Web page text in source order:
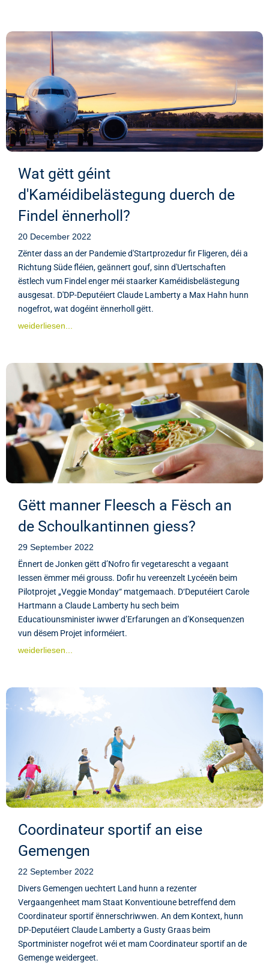
Wat gëtt géint
d'Kaméidibelästegung duerch de
Findel ënnerholl?
20 December 2022
Zënter dass an der Pandemie d'Startprozedur fir Fligeren, déi a
Richtung Süde fléien, geännert gouf, sinn d'Uertschaften
ëstlech vum Findel enger méi staarker Kaméidisbelästegung
ausgesat. D'DP-Deputéiert Claude Lamberty a Max Hahn hunn
nogefrot, wat dogéint ënnerholl gëtt.
weiderliesen...
Gëtt manner Fleesch a Fësch an
de Schoulkantinnen giess?
29 September 2022
Ënnert de Jonken gëtt d’Nofro fir vegetarescht a vegaant
Iessen ëmmer méi grouss. Dofir hu vereenzelt Lycéeën beim
Pilotprojet „Veggie Monday“ matgemaach. D‘Deputéiert Carole
Hartmann a Claude Lamberty hu sech beim
Educatiounsminister iwwer d’Erfarungen an d’Konsequenzen
vun dësem Projet informéiert.
weiderliesen...
Coordinateur sportif an eise
Gemengen
22 September 2022
Divers Gemengen uechtert Land hunn a rezenter
Vergaangenheet mam Staat Konventioune betreffend dem
Coordinateur sportif ënnerschriwwen. An dem Kontext, hunn
DP-Deputéiert Claude Lamberty a Gusty Graas beim
Sportminister nogefrot wéi et mam Coordinateur sportif an de
Gemenge weidergeet.